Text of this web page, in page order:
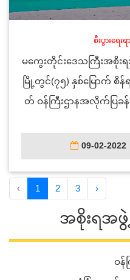
စီးပွားရေး
မကွေးတိုင်းဒေသကြီးအစိုးရအ
မြို့တွင်(၇၅) နှစ်မြောက်
တ် ဝန်ကြီးဌာနအလိုက်ပြခန်
09-02-2022
‹ 1 2 3 ›
အစိုးရအဖွဲ့
ဝန်